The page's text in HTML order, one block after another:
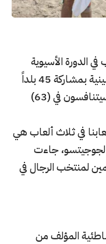
الدورة الأسيوية
الشاطئية المقامة في مدينة سانيا الصينية بمشاركة 45 بلداً
آسيويا، يمثلها (1790) لاعبا ولاعبة سيتنافسون في (63)
في ثلاث ألعاب هي
جاءت
لمنتخب الرجال في
المؤلف من